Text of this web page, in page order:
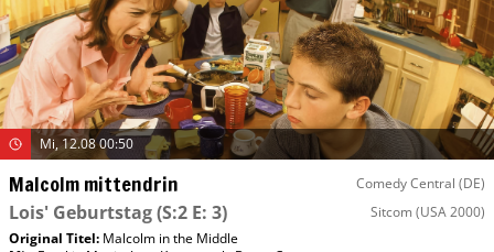
Mi, 12.08 00:50
Malcolm mittendrin Comedy Central (DE)
Lois' Geburtstag(S:2 E: 3) Sitcom (USA 2000)
Original Titel: Malcolm in the Middle